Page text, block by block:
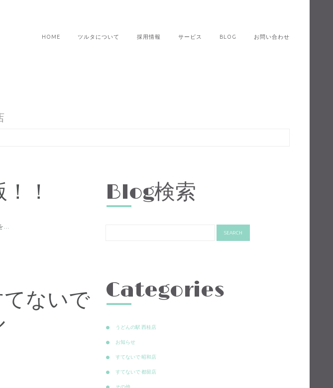
HOME ツルタについて 採用情報 サービス BLOG お問い合わせ
！
…
ないで
Blog検索
Categories
うどんの駅 西桂店
お知らせ
すてないで 昭和店
すてないで 都留店
その他